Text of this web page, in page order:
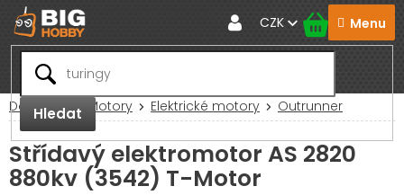
Přejít
na
obsah
Hledat
CZK
Domů RC Motory Elektrické motory Outrunner
Střídavý elektromotor AS 2820
880kv (3542) T-Motor